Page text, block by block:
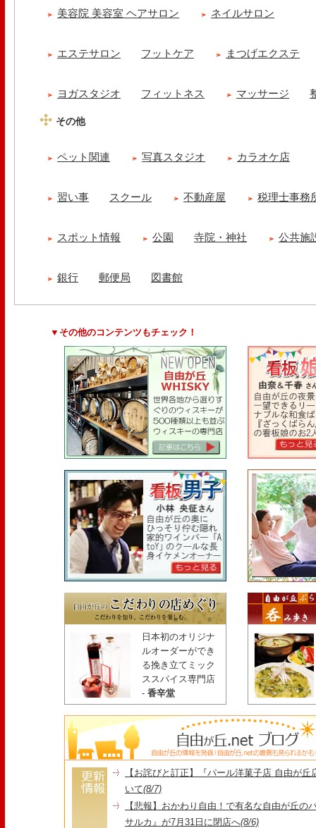
美容院 美容室 ヘアサロン ネイルサロン
エステサロン フットケア まつげエクステ
ヨガスタジオ フィットネス マッサージ
その他
ペット関連 写真スタジオ カラオケ店
習い事 スクール 不動産屋 税理士事務
スポット情報 公園 寺院・神社 公共施
銀行 郵便局 図書館
▼その他のコンテンツもチェック！
日本初のオリジナ
ルオーダーができ
る挽き立てミック
ススパイス専門店
- 香辛堂
【お詫びと訂正】『パール洋菓子店 自由が
いて(8/7)
【悲報】おかわり自由！で有名な自由が丘の
サルカ』が7月31日に閉店へ(8/6)